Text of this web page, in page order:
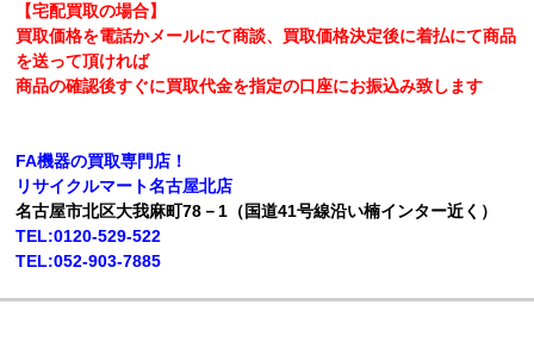
【宅配買取の場合】
買取価格を電話かメールにて商談、買取価格決定後に着払にて商品
を送って頂ければ
商品の確認後すぐに買取代金を指定の口座にお振込み致します
FA機器の買取専門店！
リサイクルマート名古屋北店
名古屋市北区大我麻町78－1（国道41号線沿い楠インター近く）
TEL:0120-529-522
TEL:052-903-7885